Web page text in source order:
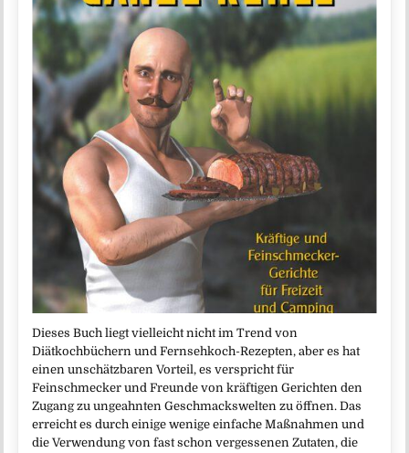
Dieses Buch liegt vielleicht nicht im Trend von
Diätkochbüchern und Fernsehkoch-Rezepten, aber es hat
einen unschätzbaren Vorteil, es verspricht für
Feinschmecker und Freunde von kräftigen Gerichten den
Zugang zu ungeahnten Geschmackswelten zu öffnen. Das
erreicht es durch einige wenige einfache Maßnahmen und
die Verwendung von fast schon vergessenen Zutaten, die